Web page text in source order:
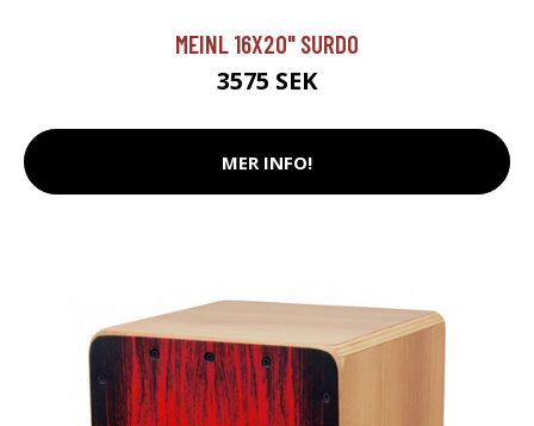
MEINL 16X20" SURDO
3575 SEK
MER INFO!